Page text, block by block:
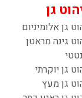
גן
גן אלומיניום
גינה מראטן
גן יוקרתי
גן מעץ